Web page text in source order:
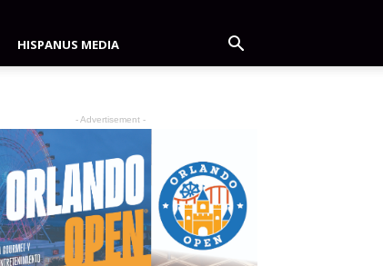
HISPANUS MEDIA
- Advertisement -